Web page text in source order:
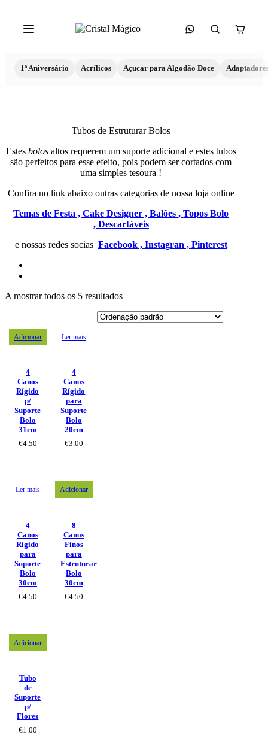
1º Aniversário Acrílicos Açucar para Algodão Doce
Tubos de Estruturar Bolos
Estes bolosaltos requerem um suporte adicional e estes tubos
são perfeitos para esse efeito, pois podem ser cortados com
uma simples tesoura !
Confira no link abaixo outras categorias de nossa loja online
Temas de Festa ,Cake Designer ,Balões ,Topos Bolo
, Descartáveis
e nossas redes socias Facebook , Instagran , Pinterest
A mostrar todos os 5 resultados
Adicionar
4
Canos
Rígido
p/
Suporte
Bolo
31cm
€4.50
Ler mais
4
Canos
Rígido
para
Suporte
Bolo
20cm
€3.00
Ler mais
4
Canos
Rígido
para
Suporte
Bolo
30cm
€4.50
Adicionar
8
Canos
Finos
para
Estruturar
Bolo
30cm
€4.50
Adicionar
Tubo
de
Suporte
p/
Flores
€1.00